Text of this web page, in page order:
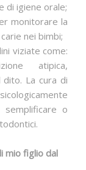
di igiene orale;
monitorare la
nei bimbi;
viziate come:
atipica,
dito. La cura di
o
mio figlio dal